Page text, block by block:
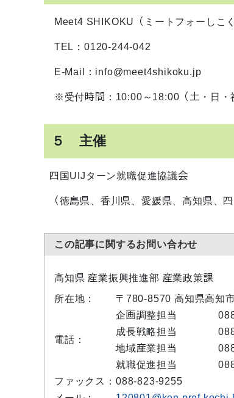
Meet4 SHIKOKU（ミートフォーしこ
TEL： 0120-244-042
E-Mail：info@meet4shikoku.jp
※受付時間：10:00～18:00（土・日・
５ 主催
四国UIJターン就職促進協議会
（徳島県、香川県、愛媛県、高知県、四
この記事に関するお問い合わせ
高知県 産業振興推進部 産業政策課
所在地：
〒780-8570 高知県高知
電話：
企画調整担当
成長戦略担当
地域産業担当
就職促進担当
ファックス： 088-823-9255